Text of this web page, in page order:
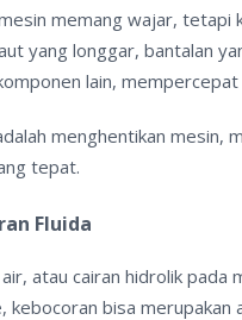
memang wajar, tetapi
yang longgar, bantalan
lain, mempercepat
menghentikan mesin,
tepat.
Fluida
atau cairan hidrolik
kebocoran bisa